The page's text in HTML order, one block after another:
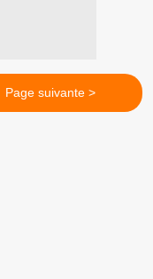
Page suivante >